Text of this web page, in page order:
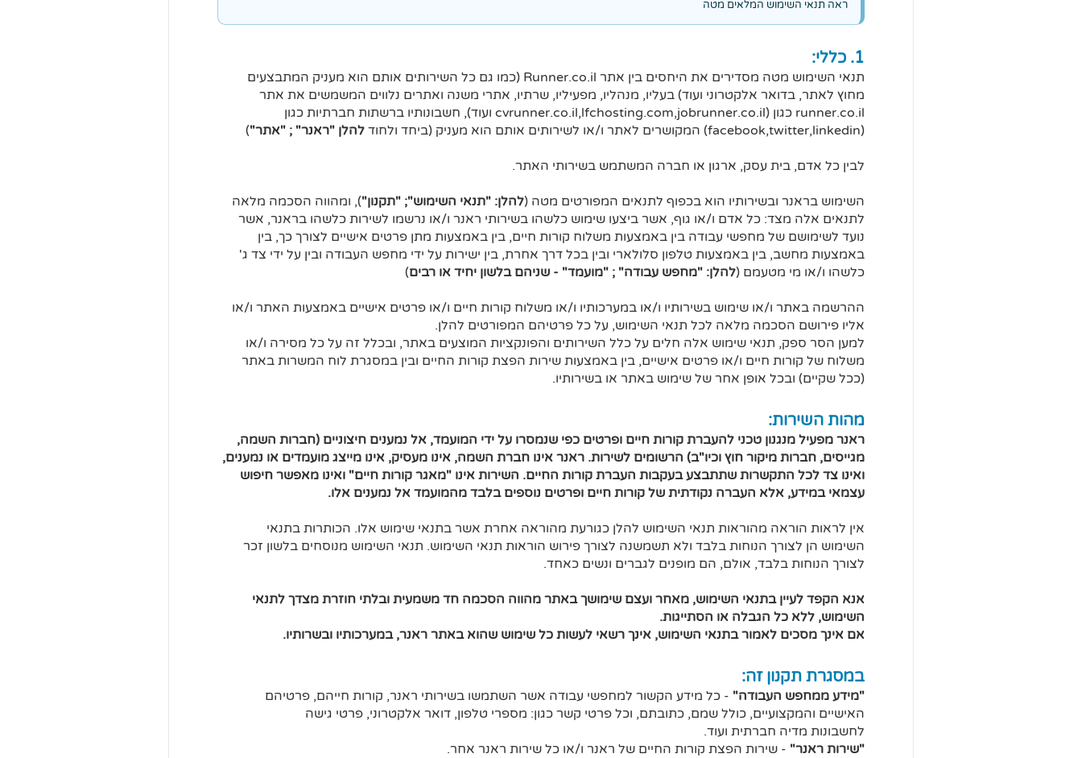
ראה תנאי השימוש המלאים מטה
1. כללי:
תנאי השימוש מטה מסדירים את היחסים בין אתר Runner.co.il (כמו גם כל השירותים אותם הוא מעניק המתבצעים
מחוץ לאתר, בדואר אלקטרוני ועוד) בעליו, מנהליו, מפעיליו, שרתיו, אתרי משנה ואתרים נלווים המשמשים את אתר
runner.co.il כגון (cvrunner.co.il,lfchosting.com,jobrunner.co.il ועוד), חשבונותיו ברשתות חברתיות כגון
(facebook,twitter,linkedin) המקושרים לאתר ו/או לשירותים אותם הוא מעניק (ביחד ולחוד
להלן "ראנר" ; "אתר")
לבין כל אדם, בית עסק, ארגון או חברה המשתמש בשירותי האתר.
השימוש בראנר ובשירותיו הוא בכפוף לתנאים המפורטים מטה (להלן: "תנאי השימוש"; "תקנון"), ומהווה הסכמה מלאה
לתנאים אלה מצד: כל אדם ו/או גוף, אשר ביצעו שימוש כלשהו בשירותי ראנר ו/או נרשמו לשירות כלשהו בראנר, אשר
נועד לשימושם של מחפשי עבודה בין באמצעות משלוח קורות חיים, בין באמצעות מתן פרטים אישיים לצורך כך, בין
באמצעות מחשב, בין באמצעות טלפון סלולארי ובין בכל דרך אחרת, בין ישירות על ידי מחפש העבודה ובין על ידי צד ג'
כלשהו ו/או מי מטעמם (להלן: "מחפש עבודה" ; "מועמד" - שניהם בלשון יחיד או רבים)
ההרשמה באתר ו/או שימוש בשירותיו ו/או במערכותיו ו/או משלוח קורות חיים ו/או פרטים אישיים באמצעות האתר ו/או
אליו פירושם הסכמה מלאה לכל תנאי השימוש, על כל פרטיהם המפורטים להלן.
למען הסר ספק, תנאי שימוש אלה חלים על כלל השירותים והפונקציות המוצעים באתר, ובכלל זה על כל מסירה ו/או
משלוח של קורות חיים ו/או פרטים אישיים, בין באמצעות שירות הפצת קורות החיים ובין במסגרת לוח המשרות באתר
(ככל שקיים) ובכל אופן אחר של שימוש באתר או בשירותיו.
מהות השירות:
ראנר מפעיל מנגנון טכני להעברת קורות חיים ופרטים כפי שנמסרו על ידי המועמד, אל נמענים חיצוניים (חברות השמה,
מגייסים, חברות מיקור חוץ וכיו"ב) הרשומים לשירות. ראנר אינו חברת השמה, אינו מעסיק, אינו מייצג מועמדים או נמענים,
ואינו צד לכל התקשרות שתתבצע בעקבות העברת קורות החיים. השירות אינו "מאגר קורות חיים" ואינו מאפשר חיפוש
עצמאי במידע, אלא העברה נקודתית של קורות חיים ופרטים נוספים בלבד מהמועמד אל נמענים אלו.
אין לראות הוראה מהוראות תנאי השימוש להלן כגורעת מהוראה אחרת אשר בתנאי שימוש אלו. הכותרות בתנאי
השימוש הן לצורך הנוחות בלבד ולא תשמשנה לצורך פירוש הוראות תנאי השימוש. תנאי השימוש מנוסחים בלשון זכר
לצורך הנוחות בלבד, אולם, הם מופנים לגברים ונשים כאחד.
אנא הקפד לעיין בתנאי השימוש, מאחר ועצם שימושך באתר מהווה הסכמה חד משמעית ובלתי חוזרת מצדך לתנאי
השימוש, ללא כל הגבלה או הסתייגות.
אם אינך מסכים לאמור בתנאי השימוש, אינך רשאי לעשות כל שימוש שהוא באתר ראנר, במערכותיו ובשרותיו.
במסגרת תקנון זה:
"מידע ממחפש העבודה" - כל מידע הקשור למחפשי עבודה אשר השתמשו בשירותי ראנר, קורות חייהם, פרטיהם
האישיים והמקצועיים, כולל שמם, כתובתם, וכל פרטי קשר כגון: מספרי טלפון, דואר אלקטרוני, פרטי גישה
לחשבונות מדיה חברתית ועוד.
"שירות ראנר" - שירות הפצת קורות החיים של ראנר ו/או כל שירות ראנר אחר.